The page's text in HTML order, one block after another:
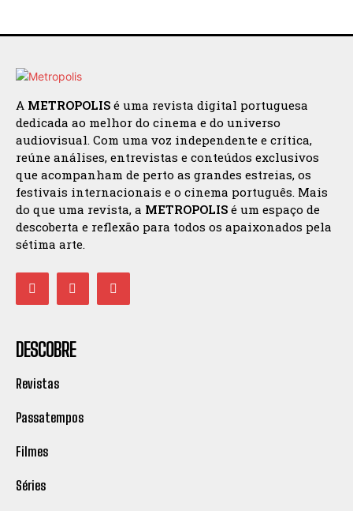
A METROPOLIS é uma revista digital portuguesa
dedicada ao melhor do cinema e do universo
audiovisual. Com uma voz independente e crítica,
reúne análises, entrevistas e conteúdos exclusivos
que acompanham de perto as grandes estreias, os
festivais internacionais e o cinema português. Mais
do que uma revista, a METROPOLIS é um espaço de
descoberta e reflexão para todos os apaixonados pela
sétima arte.
DESCOBRE
Revistas
Passatempos
Filmes
Séries